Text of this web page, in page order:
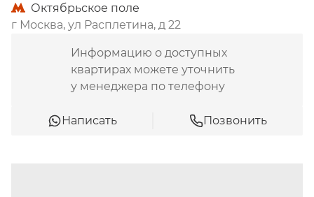
Октябрьское поле
г Москва, ул Расплетина, д 22
Информацию о доступных
квартирах можете уточнить
у менеджера по телефону
Написать Позвонить